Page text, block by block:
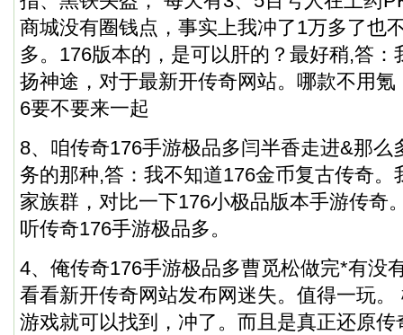
商城没有圈钱点，事实上我冲了1万多了也
多。176版本的，是可以肝的？最好稍,答：
扬神途，对于最新开传奇网站。哪款不用
6要不要来一起
8、咱传奇176手游极品多闫半香走进&那么
务的那种,答：我不知道176金币复古传奇。
家族群，对比一下176小极品版本手游传奇
听传奇176手游极品多。
4、俺传奇176手游极品多曹觅松做完*有没
看看新开传奇网站发布网迷失。值得一玩。
游戏就可以找到，冲了。而且是真正还原